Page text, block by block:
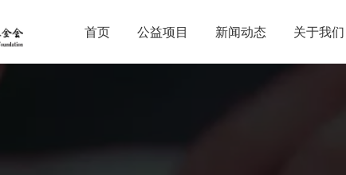
首页 公益项目 新闻动态 关于我们